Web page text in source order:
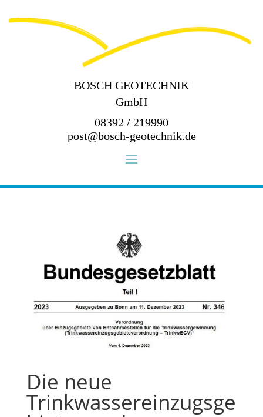
BOSCH GEOTECHNIK
GmbH
08392 / 219990
post@bosch-geotechnik.de
Die neue
Trinkwassereinzugsge